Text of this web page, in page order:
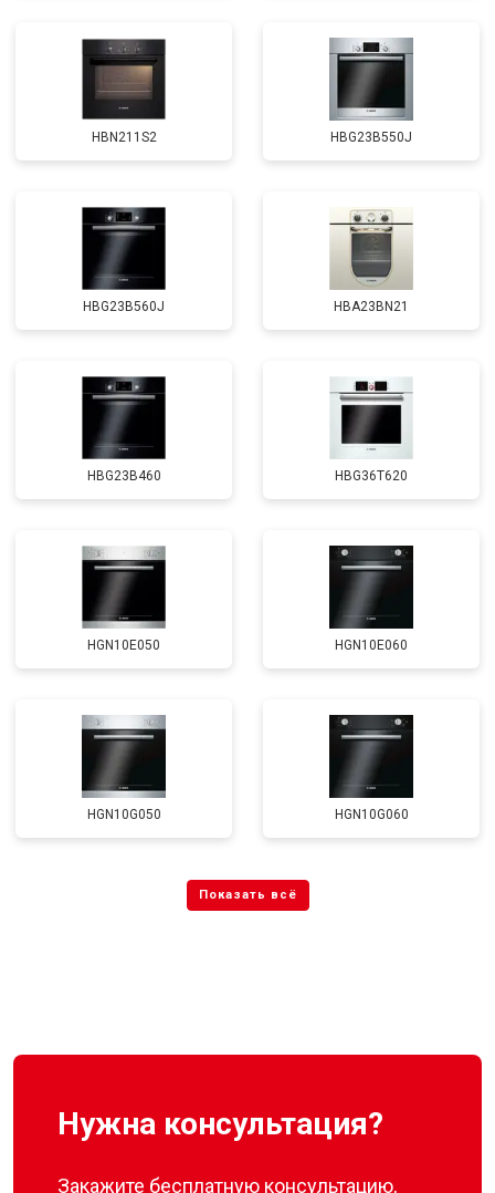
HBN211S2 HBG23B550J
HBG23B560J HBA23BN21
HBG23B460 HBG36T620
HGN10E050 HGN10E060
HGN10G050 HGN10G060
Нужна консультация?
Закажите бесплатную консультацию,